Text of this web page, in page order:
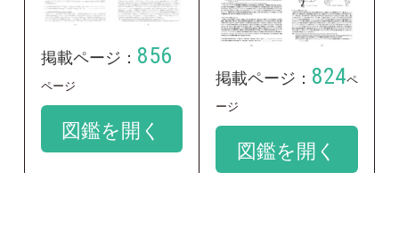
和名：
ニガクマイチゴ
google scholar